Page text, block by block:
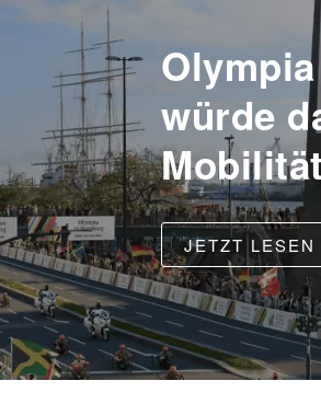
würde
JETZT LESEN